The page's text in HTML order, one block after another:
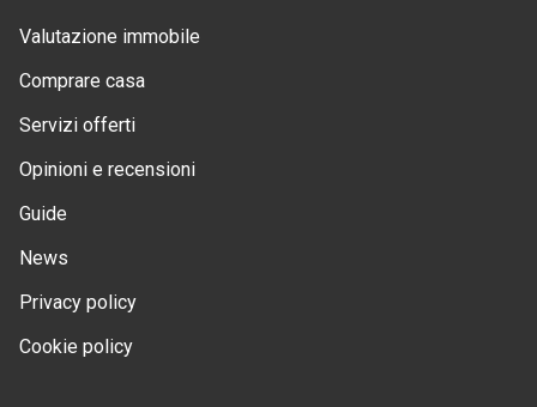
Valutazione immobile
Comprare casa
Servizi offerti
Opinioni e recensioni
Guide
News
Privacy policy
Cookie policy